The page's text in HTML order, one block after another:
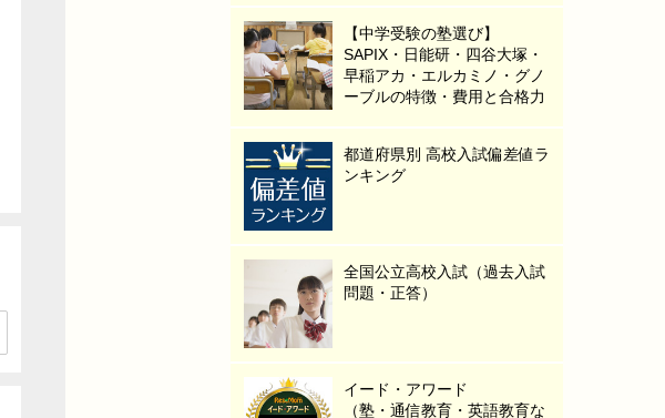
【中学受験の塾選び】
SAPIX・日能研・四谷大塚・
早稲アカ・エルカミノ・グノ
ーブルの特徴・費用と合格力
都道府県別 高校入試偏差値ラ
ンキング
全国公立高校入試（過去入試
問題・正答）
イード・アワード
（塾・通信教育・英語教育な